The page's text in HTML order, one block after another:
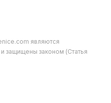
являются
защищены законом (Статья